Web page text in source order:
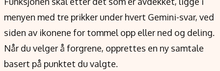
menyen med tre prikker under hvert Gemini-svar, ved
siden av ikonene for tommel opp eller ned og deling.
Når du velger å forgrene, opprettes en ny samtale
basert på punktet du valgte.